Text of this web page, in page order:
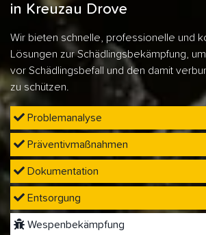
in Kreuzau Drove
Wir bieten schnelle, professionelle und
Lösungen zur Schädlingsbekämpfung,
vor Schädlingsbefall und den damit
zu schützen.
Problemanalyse
Präventivmaßnahmen
Dokumentation
Entsorgung
Wespenbekämpfung